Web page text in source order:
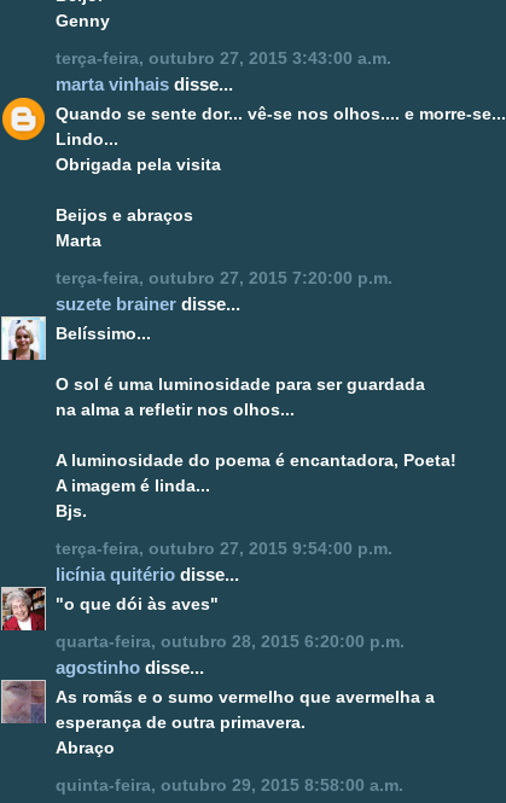
Genny
terça-feira, outubro 27, 2015 3:43:00 a.m.
marta vinhais disse...
Quando se sente dor... vê-se nos olhos.... e morre-se...
Lindo...
Obrigada pela visita
Beijos e abraços
Marta
terça-feira, outubro 27, 2015 7:20:00 p.m.
suzete brainer disse...
Belíssimo...
O sol é uma luminosidade para ser guardada
na alma a refletir nos olhos...
A luminosidade do poema é encantadora, Poeta!
A imagem é linda...
Bjs.
terça-feira, outubro 27, 2015 9:54:00 p.m.
licínia quitério disse...
"o que dói às aves"
quarta-feira, outubro 28, 2015 6:20:00 p.m.
agostinho disse...
As romãs e o sumo vermelho que avermelha a
esperança de outra primavera.
Abraço
quinta-feira, outubro 29, 2015 8:58:00 a.m.